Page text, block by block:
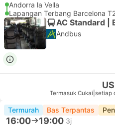
Andorra la Vella
Lapangan Terbang Barcelona
AC Standard |
Andbus
Termasuk Cukai setiap
Termurah Bas Terpantas
16:00 19:00 3j